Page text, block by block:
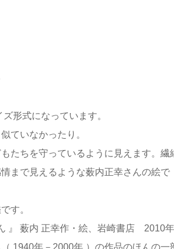
形式になっています。
ていなかったり。
たちを守っているように見えます。繊
まで見えるような薮内正幸さんの絵で
す。
』 薮内 正幸作・絵、岩崎書店 2010年
1940年－2000年 ）の作品のほんの一